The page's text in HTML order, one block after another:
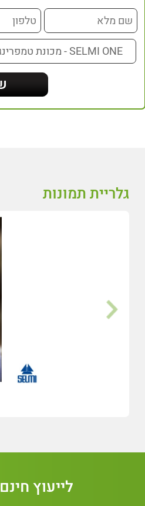
גלריית תמונות
לייעוץ חינם